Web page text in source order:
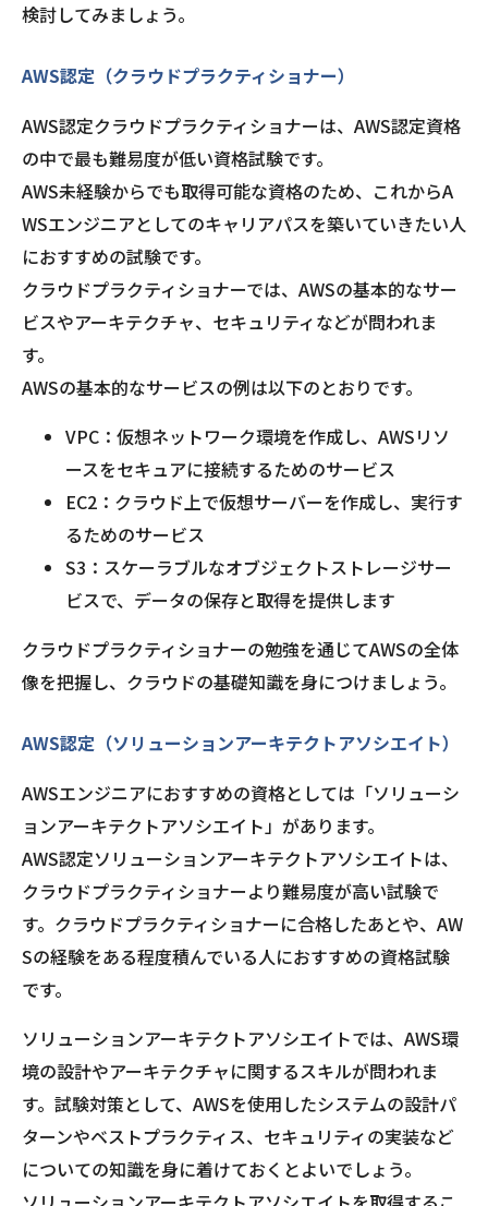
検討してみましょう。
AWS認定（クラウドプラクティショナー）
AWS認定クラウドプラクティショナーは、AWS認定資格
の中で最も難易度が低い資格試験です。
AWS未経験からでも取得可能な資格のため、これからA
WSエンジニアとしてのキャリアパスを築いていきたい人
におすすめの試験です。
クラウドプラクティショナーでは、AWSの基本的なサー
ビスやアーキテクチャ、セキュリティなどが問われま
す。
AWSの基本的なサービスの例は以下のとおりです。
VPC：仮想ネットワーク環境を作成し、AWSリソ
ースをセキュアに接続するためのサービス
EC2：クラウド上で仮想サーバーを作成し、実行す
るためのサービス
S3：スケーラブルなオブジェクトストレージサー
ビスで、データの保存と取得を提供します
クラウドプラクティショナーの勉強を通じてAWSの全体
像を把握し、クラウドの基礎知識を身につけましょう。
AWS認定（ソリューションアーキテクトアソシエイト）
AWSエンジニアにおすすめの資格としては「ソリューシ
ョンアーキテクトアソシエイト」があります。
AWS認定ソリューションアーキテクトアソシエイトは、
クラウドプラクティショナーより難易度が高い試験で
す。クラウドプラクティショナーに合格したあとや、AW
Sの経験をある程度積んでいる人におすすめの資格試験
です。
ソリューションアーキテクトアソシエイトでは、AWS環
境の設計やアーキテクチャに関するスキルが問われま
す。試験対策として、AWSを使用したシステムの設計パ
ターンやベストプラクティス、セキュリティの実装など
についての知識を身に着けておくとよいでしょう。